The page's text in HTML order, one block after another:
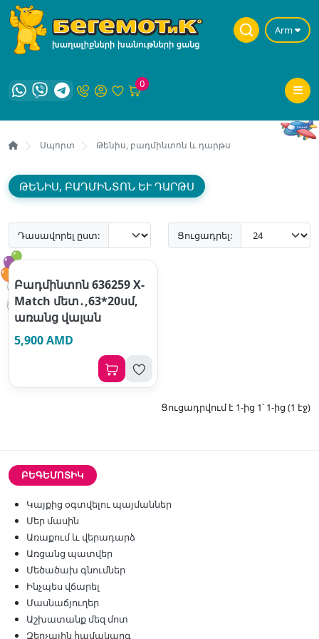
Arm
0
Սպորտ Թենիս, բադմինտոն և դարթս
ԹԵՆԻՍ, ԲԱԴՄԻՆՏՈՆ ԵՒ ԴԱՐԹՍ
Դասավորել ըստ: Ցուցադրել:
Բադմինտոն 636259 X-
Match մետ․,63*20սմ,
առանց վալան
5,900 AMD
Ցուցադրվում է 1-ից 1՝ 1-ից (1 էջ)
ԲԵԳԵՄՈՏԻԿ
Կայքից օգտվելու պայմաններ
Մեր մասին
Առաքում և վերադարձ
Առցանց պատվեր
Մեծածախ գնումներ
Ինչպես վճարել
Մասնաճյուղեր
Աշխատանք մեզ մոտ
Զեղչային համակարգ